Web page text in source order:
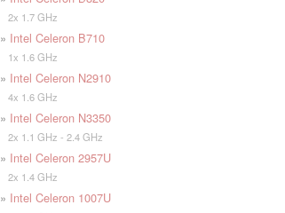
2x 1.7 GHz
» Intel Celeron B710
1x 1.6 GHz
» Intel Celeron N2910
4x 1.6 GHz
» Intel Celeron N3350
2x 1.1 GHz - 2.4 GHz
» Intel Celeron 2957U
2x 1.4 GHz
» Intel Celeron 1007U